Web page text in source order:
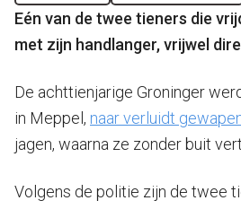
Eén van de twee tieners die
met zijn handlanger, vrijwel
De achttienjarige Groninger
in Meppel, naar verluidt
jagen, waarna ze zonder buit
Volgens de politie zijn de twee